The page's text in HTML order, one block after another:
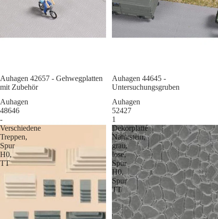
Auhagen 42657 - Gehwegplatten
mit Zubehör
Sale
Auhagen 44645 -
Untersuchungsgruben
Auhagen
48646
-
Verschiedene
Treppen,
Spur
H0,
TT
Auhagen
52427
1
Dekorplatte
Naturstein,
grau,
lose,
Spur
H0,
Spur
TT